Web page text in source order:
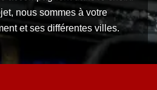
nous sommes à votre
et ses différentes villes.